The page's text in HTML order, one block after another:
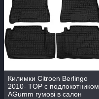
Килимки Citroen Berlingo
2010- TOP с подлокотником
AGumm гумові в салон